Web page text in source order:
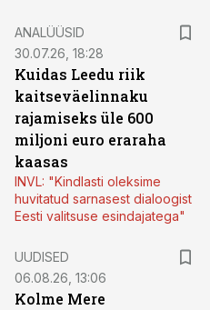
ANALÜÜSID
30.07.26, 18:28
Kuidas Leedu riik
kaitseväelinnaku
rajamiseks üle 600
miljoni euro eraraha
kaasas
INVL: "Kindlasti oleksime
huvitatud sarnasest dialoogist
Eesti valitsuse esindajatega"
UUDISED
06.08.26, 13:06
Kolme Mere